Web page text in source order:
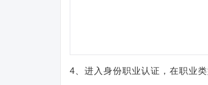
4、进入身份职业认证，在职业